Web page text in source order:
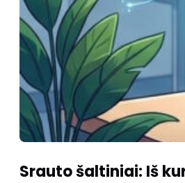
Srauto šaltiniai: Iš